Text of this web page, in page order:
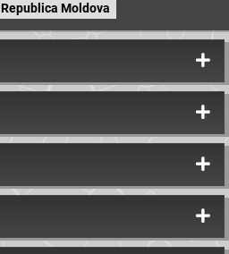
Republica Moldova